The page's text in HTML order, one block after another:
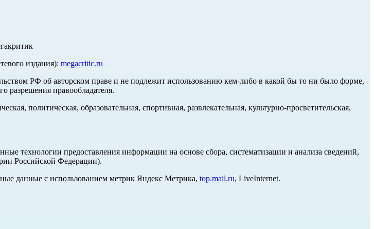
издания): megacritic.ru
РФ об авторском праве и не подлежит использованию кем-либо в какой бы то ни было форме,
разрешения правообладателя.
политическая, образовательная, спортивная, развлекательная, культурно-просветительская,
технологии предоставления информации на основе сбора, систематизации и анализа сведений,
Российской Федерации).
данные с использованием метрик Яндекс Метрика, top.mail.ru, LiveInternet.